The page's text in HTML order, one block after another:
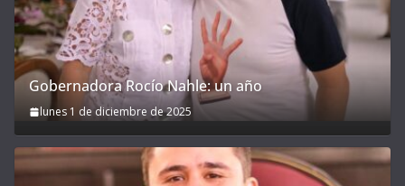
Gobernadora Rocío Nahle: un año
lunes 1 de diciembre de 2025